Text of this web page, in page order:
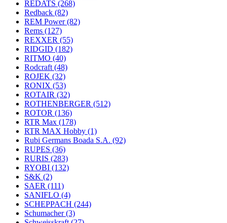
REDATS (268)
Redback (82)
REM Power(82)
Rems (127)
REXXER (55)
RIDGID (182)
RITMO (40)
Rodcraft (48)
ROJEK (32)
RONIX (53)
ROTAIR (32)
ROTHENBERGER (512)
ROTOR (136)
RTR Max (178)
RTR MAX Hobby (1)
Rubi Germans Boada S.A. (92)
RUPES (36)
RURIS (283)
RYOBI (132)
S&K (2)
SAER (111)
SANIFLO (4)
SCHEPPACH (244)
Schumacher(3)